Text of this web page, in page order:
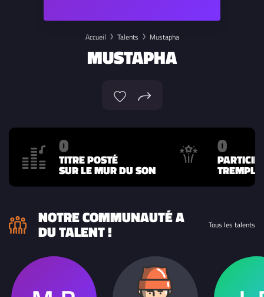
Accueil Talents Mustapha
MUSTAPHA
0
TITRE POSTÉ
SUR LE MUR DU SON
0
NOTRE COMMUNAUTÉ A
DU TALENT ! Tous les talents